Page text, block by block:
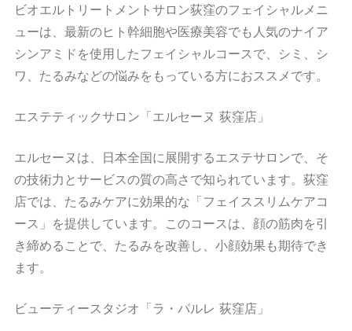
ビオエルトリートメントサロン荻窪のフェイシャルメニ
ューは、最新のヒト幹細胞や医療美容でも人気のナイア
シンアミドを使用したフェイシャルコースで、シミ、シ
ワ、たるみなどの悩みをもっている方におススメです。
エステティックサロン「エルセーヌ 荻窪店」
エルセーヌは、日本全国に展開するエステサロンで、そ
の技術力とサービスの質の高さで知られています。荻窪
店では、たるみケアに効果的な「フェイススリムケアコ
ース」を提供しています。このコースは、顔の筋肉を引
き締めることで、たるみを改善し、小顔効果も期待でき
ます。
ビューティースタジオ「ラ・パルレ 荻窪店」